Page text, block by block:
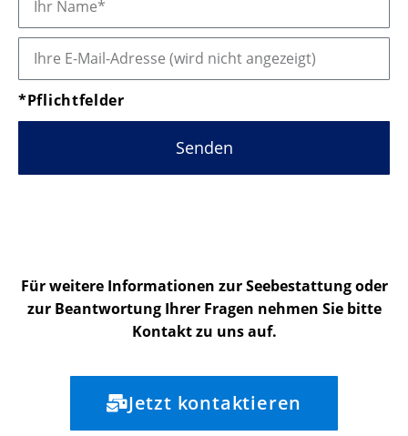
*Pflichtfelder
Senden
Für weitere Informationen zur Seebestattung oder
zur Beantwortung Ihrer Fragen nehmen Sie bitte
Kontakt zu uns auf.
Jetzt kontaktieren